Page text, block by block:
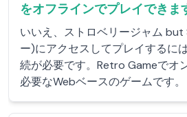
をオフラインでプレイできま
いいえ、ストロベリージャム but
ー)にアクセスしてプレイするに
続が必要です。Retro Gameでオ
必要なWebベースのゲームです。